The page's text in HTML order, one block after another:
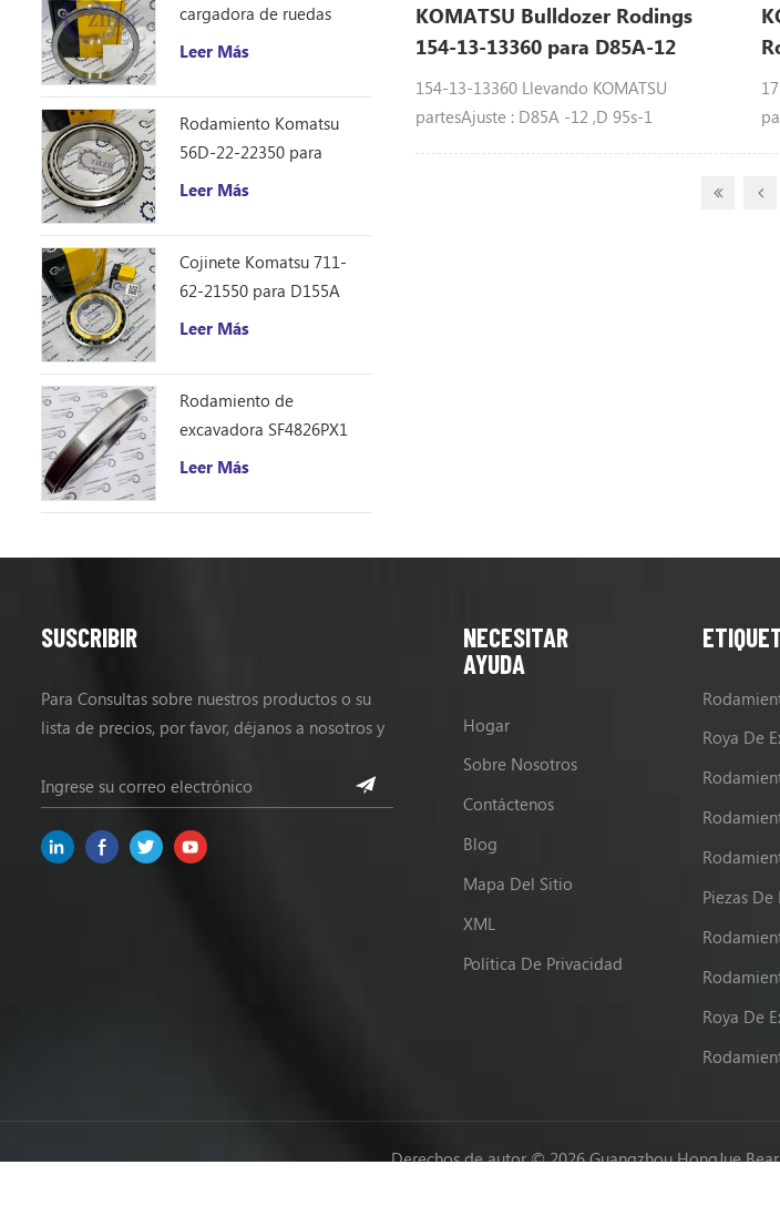
KOMATSU Bulldozer Rodings
154-13-13360 para D85A-12
154-13-13360 Llevando KOMATSU
partesAjuste : D85A -12 ,D 95s-1
cargadora de ruedas
Caterpillar 8S9076
Leer Más
Rodamiento Komatsu
56D-22-22350 para
camión volquete HM250
Leer Más
Cojinete Komatsu 711-
62-21550 para D155A
Leer Más
Rodamiento de
excavadora SF4826PX1
(240 * 310 * 33)
Leer Más
SUSCRIBIR
Para Consultas sobre nuestros productos o su
lista de precios, por favor, déjanos a nosotros y
NECESITAR
AYUDA
Hogar
Sobre Nosotros
Contáctenos
Blog
Mapa Del Sitio
XML
Política De Privacidad
Roya De
Piezas
Roya De
Derechos de autor © 2026 Guangzhou HongJue